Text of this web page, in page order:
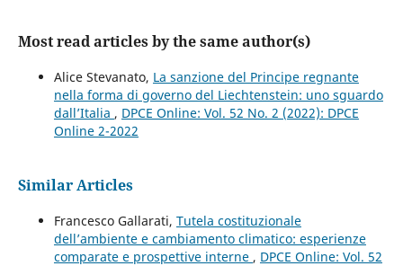
Most read articles by the same author(s)
Alice Stevanato, La sanzione del Principe regnante
nella forma di governo del Liechtenstein: uno sguardo
dall’Italia , DPCE Online: Vol. 52 No. 2 (2022): DPCE
Online 2-2022
Similar Articles
Francesco Gallarati, Tutela costituzionale
dell’ambiente e cambiamento climatico: esperienze
comparate e prospettive interne , DPCE Online: Vol. 52